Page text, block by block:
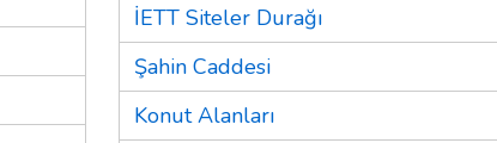
İETT Siteler Durağı
Şahin Caddesi
Konut Alanları